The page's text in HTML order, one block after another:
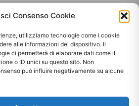
Consenso Cookie
utilizziamo tecnologie come i cookie
alle informazioni del dispositivo. Il
ci permetterà di elaborare dati come il
o ID unici su questo sito. Non
può influire negativamente su alcune
di Sandonà Alessandro & C. | Via Roma 106,
PD | P.Iva: 03885160287